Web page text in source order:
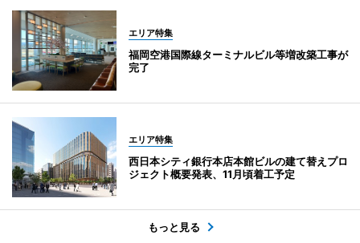
エリア特集
福岡空港国際線ターミナルビル等増改築工事が
完了
エリア特集
西日本シティ銀行本店本館ビルの建て替えプロ
ジェクト概要発表、11月頃着工予定
もっと見る